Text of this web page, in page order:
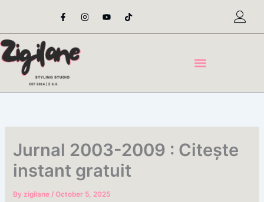
content
F
a
e
o
o
-
I
n
t
Y
o
t
T
i
t
Jurnal 2003-2009 : Citește
instant gratuit
Byzigilane/October 5, 2025